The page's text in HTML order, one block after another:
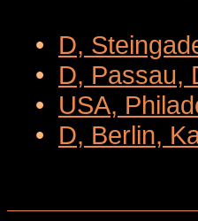
• D,
• D, Passau,
• USA,
• D, Berlin,